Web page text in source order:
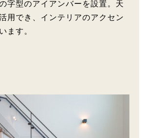
字型のアイアンバーを設置。天
用でき、インテリアのアクセン
ます。